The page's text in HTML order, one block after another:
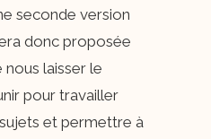
seconde version
donc proposée
laisser le
pour travailler
et permettre à